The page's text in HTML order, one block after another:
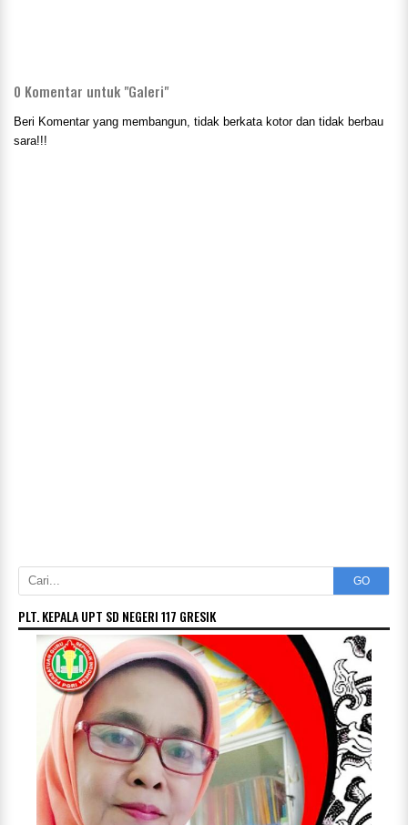
0 Komentar untuk "Galeri"
Beri Komentar yang membangun, tidak berkata kotor dan tidak berbau
sara!!!
GO
PLT. KEPALA UPT SD NEGERI 117 GRESIK